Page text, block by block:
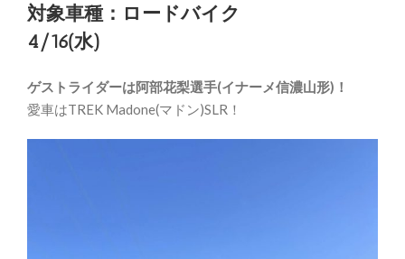
対象車種：ロードバイク
4/16(水)
ゲストライダーは阿部花梨選手(イナーメ信濃山形)！
愛車はTREK Madone(マドン)SLR！